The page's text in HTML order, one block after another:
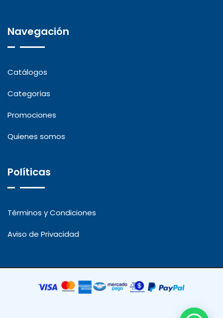
Navegación
Catálogos
Categorías
Promociones
Quienes somos
Políticas
Términos y Condiciones
Aviso de Privacidad